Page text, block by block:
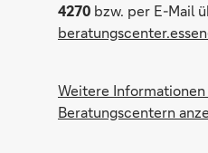
Michael Derking
4270 bzw. per E-Mail
Weitere
Beratungscentern